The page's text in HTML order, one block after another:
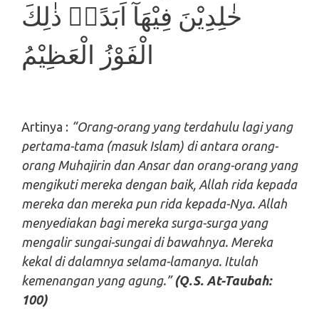
خٰلِدِيْنَ فِيْهَآ اَبَدًاۗ ذٰلِكَ
الْفَوْزُ الْعَظِيْمُ
Artinya : “Orang-orang yang terdahulu lagi yang
pertama-tama (masuk Islam) di antara orang-
orang Muhajirin dan Ansar dan orang-orang yang
mengikuti mereka dengan baik, Allah rida kepada
mereka dan mereka pun rida kepada-Nya. Allah
menyediakan bagi mereka surga-surga yang
mengalir sungai-sungai di bawahnya. Mereka
kekal di dalamnya selama-lamanya. Itulah
kemenangan yang agung.”(Q.S. At-Taubah:
100)